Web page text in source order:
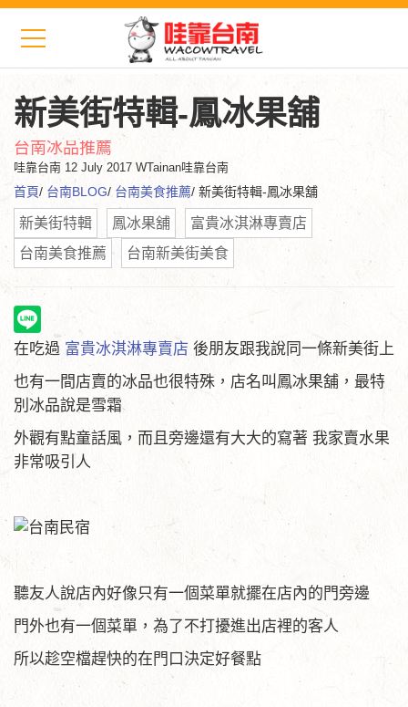
新美街特輯-鳳冰果舖
台南冰品推薦
哇靠台南 12 July 2017 WTainan哇靠台南
首頁/ 台南BLOG/ 台南美食推薦/ 新美街特輯-鳳冰果舖
新美街特輯 鳳冰果舖
富貴冰淇淋專賣店
台南美食推薦
台南新美街美食
在吃過 富貴冰淇淋專賣店 後朋友跟我說同一條新美街上
也有一間店賣的冰品也很特殊，店名叫鳳冰果舖，最特
別冰品說是雪霜
外觀有點童話風，而且旁邊還有大大的寫著 我家賣水果
非常吸引人
聽友人說店內好像只有一個菜單就擺在店內的門旁邊
門外也有一個菜單，為了不打擾進出店裡的客人
所以趁空檔趕快的在門口決定好餐點